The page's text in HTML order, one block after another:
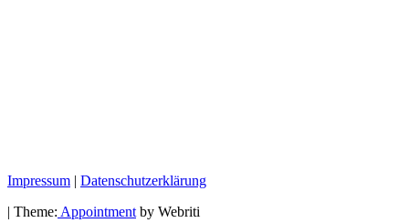
Impressum | Datenschutzerklärung
| Theme: Appointment by Webriti